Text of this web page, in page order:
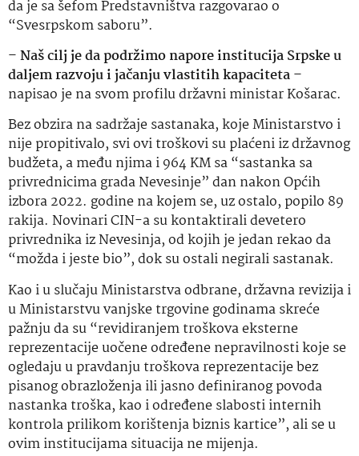
da je sa šefom Predstavništva razgovarao o
“Svesrpskom saboru”.
–Naš cilj je da podržimo napore institucija Srpske u
daljem razvoju i jačanju vlastitih kapaciteta–
napisao je na svom profilu državni ministar Košarac.
Bez obzira na sadržaje sastanaka, koje Ministarstvo i
nije propitivalo, svi ovi troškovi su plaćeni iz državnog
budžeta, a među njima i 964 KM sa “sastanka sa
privrednicima grada Nevesinje” dan nakon Općih
izbora 2022. godine na kojem se, uz ostalo, popilo 89
rakija. Novinari CIN-a su kontaktirali devetero
privrednika iz Nevesinja, od kojih je jedan rekao da
“možda i jeste bio”, dok su ostali negirali sastanak.
Kao i u slučaju Ministarstva odbrane, državna revizija i
u Ministarstvu vanjske trgovine godinama skreće
pažnju da su “revidiranjem troškova eksterne
reprezentacije uočene određene nepravilnosti koje se
ogledaju u pravdanju troškova reprezentacije bez
pisanog obrazloženja ili jasno definiranog povoda
nastanka troška, kao i određene slabosti internih
kontrola prilikom korištenja biznis kartice”, ali se u
ovim institucijama situacija ne mijenja.